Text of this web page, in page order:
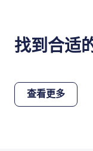
找到合适
查看更多